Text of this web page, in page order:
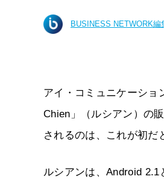
BUSINESS NETWORK編
アイ・コミュニケーショ
Chien」（ルシアン）の
されるのは、これが初だ
ルシアンは、Android